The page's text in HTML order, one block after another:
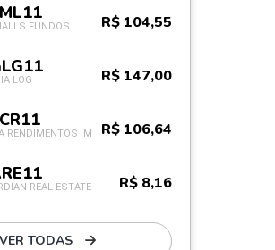
FUNDOS R$ 104,55
LOG R$ 147,00
RENDIMENTOS IM R$ 106,64
REAL ESTATE R$ 8,16
VER TODAS